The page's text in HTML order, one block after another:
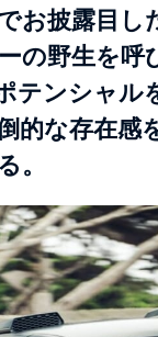
お披露目
の野生を
テンシャ
的な存在
。